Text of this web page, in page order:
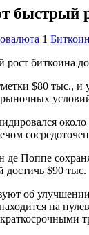
быстрый
1 Биткоин
$80 тыс.,
де Поппе
достичь $90 тыс.
об
на